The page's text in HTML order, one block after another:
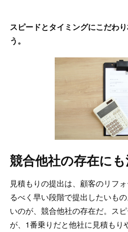
スピードとタイミングにこだわ
う。
競合他社の存在に
見積もりの提出は、顧客のリフ
るべく早い段階で提出したいも
いのが、競合他社の存在だ。ス
が、1番乗りだと他社に見積もり